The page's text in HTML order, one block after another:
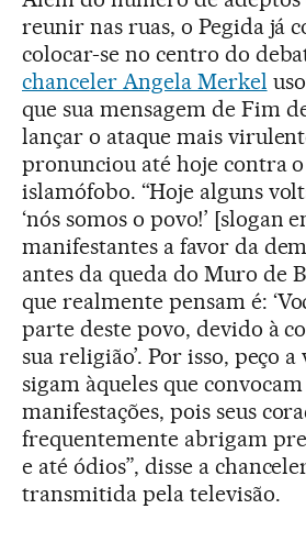
reunir nas ruas, o Pegida já
colocar-se no centro do
chanceler Angela Merkel
que sua mensagem de Fim
lançar o ataque mais
pronunciou até hoje contra
islamófobo. “Hoje alguns
‘nós somos o povo!’ [slogan
manifestantes a favor da
antes da queda do Muro de
que realmente pensam é:
parte deste povo, devido à
sua religião’. Por isso, peço a
sigam àqueles que convocam
manifestações, pois seus
frequentemente abrigam
e até ódios”, disse a
transmitida pela televisão.